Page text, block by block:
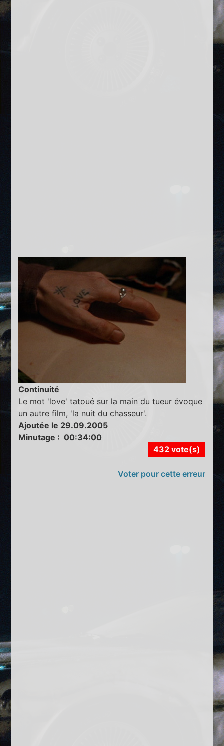
Continuité
Le mot 'love' tatoué sur la main du tueur évoque
un autre film, 'la nuit du chasseur'.
Ajoutée le 29.09.2005
Minutage : 00:34:00
432 vote(s)
Voter pour cette erreur